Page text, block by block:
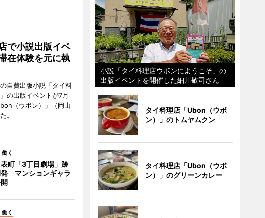
で小説出版イベ
在体験を元に執
自費出版小説「タイ料
の出版イベントが7月
（ウボン）」（岡山
。
く
町「3丁目劇場」跡
発 マンションギャラ
く
小説「タイ料理店ウボンにようこそ」の
出版イベントを開催した細川敬司さん
タイ料理店「Ubon（ウボ
ン）」のトムヤムクン
タイ料理店「Ubon（ウボ
ン）」のグリーンカレー